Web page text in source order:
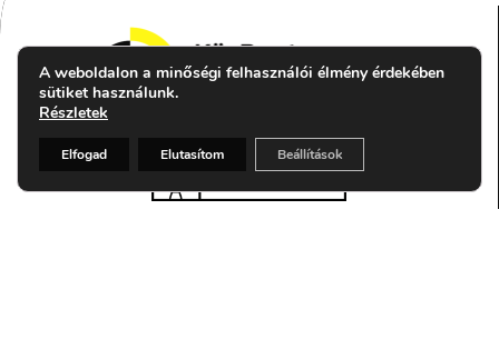
A weboldalon a minőségi felhasználói élmény érdekében
sütiket használunk.
Részletek
Elfogad Elutasítom Beállítások